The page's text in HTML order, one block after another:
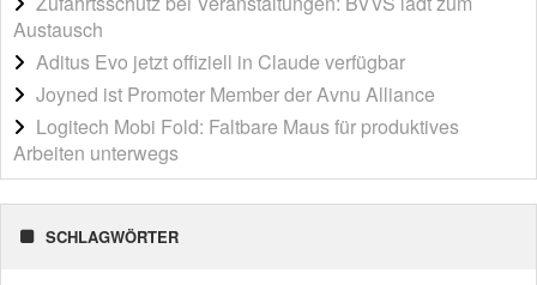
Austausch
Aditus Evo jetzt offiziell in Claude verfügbar
Joyned ist Promoter Member der Avnu Alliance
Logitech Mobi Fold: Faltbare Maus für produktives
Arbeiten unterwegs
SCHLAGWÖRTER